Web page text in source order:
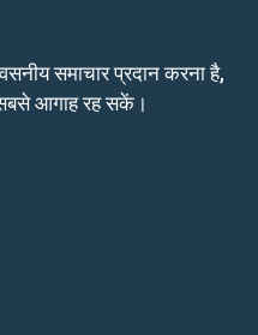
समाचार प्रदान करना है,
सबसे आगाह रह सकें।